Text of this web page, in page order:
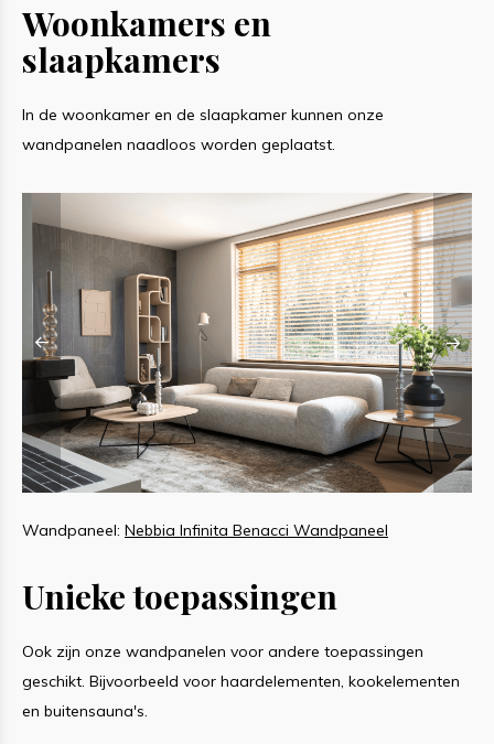
Woonkamers en
slaapkamers
In de woonkamer en de slaapkamer kunnen onze
wandpanelen naadloos worden geplaatst.
Wandpaneel: Nebbia Infinita Benacci Wandpaneel
Unieke toepassingen
Ook zijn onze wandpanelen voor andere toepassingen
geschikt. Bijvoorbeeld voor haardelementen, kookelementen
en buitensauna's.